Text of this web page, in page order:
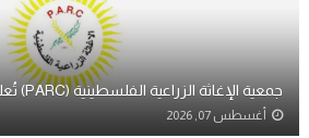
جمعية الإغاثة الزراعية الفلسطينية (PARC) تُعلن عن وظائف شاغرة
أغسطس 07, 2026